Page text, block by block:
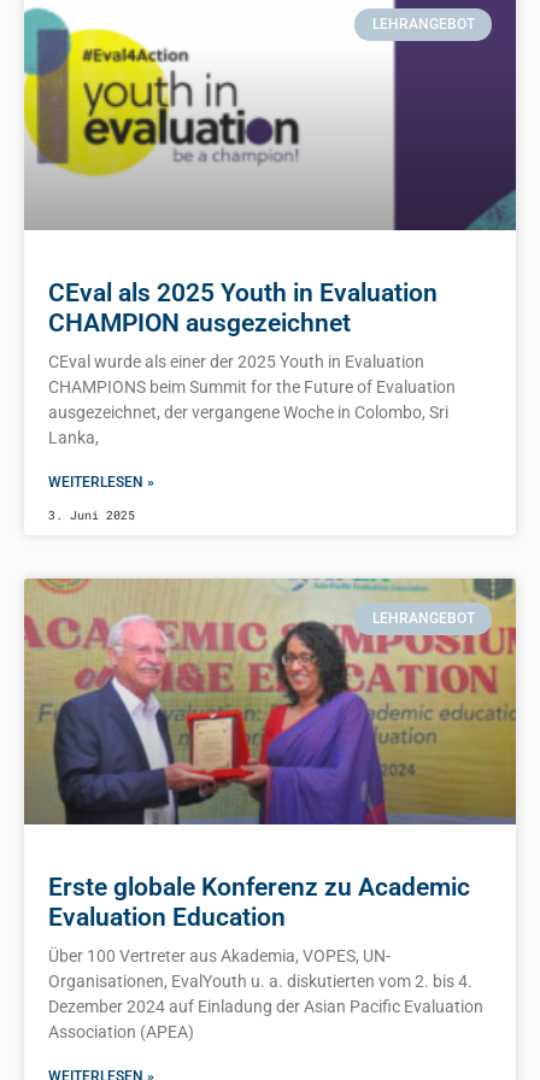
LEHRANGEBOT
CEval als 2025 Youth in Evaluation
CHAMPION ausgezeichnet
CEval wurde als einer der 2025 Youth in Evaluation
CHAMPIONS beim Summit for the Future of Evaluation
ausgezeichnet, der vergangene Woche in Colombo, Sri
Lanka,
WEITERLESEN »
3. Juni 2025
LEHRANGEBOT
Erste globale Konferenz zu Academic
Evaluation Education
Über 100 Vertreter aus Akademia, VOPES, UN-
Organisationen, EvalYouth u. a. diskutierten vom 2. bis 4.
Dezember 2024 auf Einladung der Asian Pacific Evaluation
Association (APEA)